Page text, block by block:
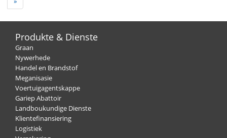
Produkte & Dienste
Graan
Nywerhede
Handel en Brandstof
Meganisasie
Voertuigagentskappe
Gariep Abattoir
Landboukundige Dienste
Klientefinansiering
Logistiek